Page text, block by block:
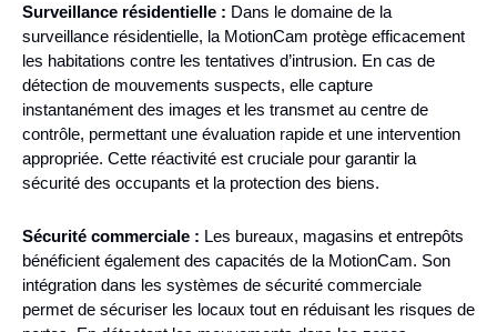
Surveillance résidentielle : Dans le domaine de la
surveillance résidentielle, la MotionCam protège efficacement
les habitations contre les tentatives d’intrusion. En cas de
détection de mouvements suspects, elle capture
instantanément des images et les transmet au centre de
contrôle, permettant une évaluation rapide et une intervention
appropriée. Cette réactivité est cruciale pour garantir la
sécurité des occupants et la protection des biens.
Sécurité commerciale : Les bureaux, magasins et entrepôts
bénéficient également des capacités de la MotionCam. Son
intégration dans les systèmes de sécurité commerciale
permet de sécuriser les locaux tout en réduisant les risques de